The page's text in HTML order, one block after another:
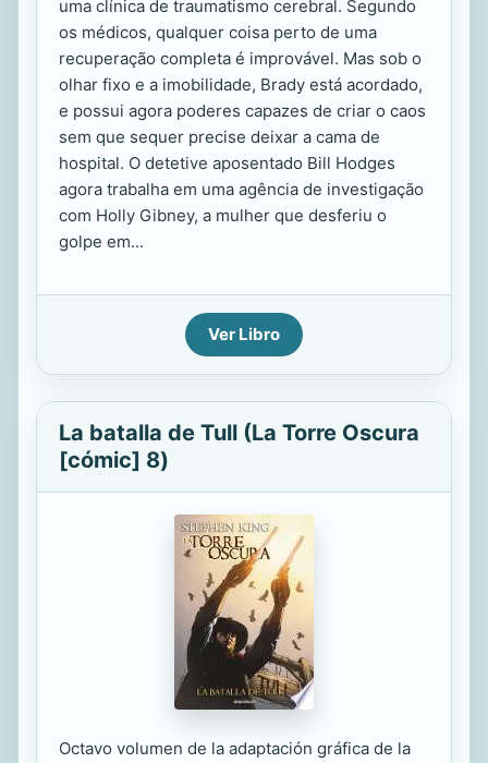
uma clínica de traumatismo cerebral. Segundo
os médicos, qualquer coisa perto de uma
recuperação completa é improvável. Mas sob o
olhar fixo e a imobilidade, Brady está acordado,
e possui agora poderes capazes de criar o caos
sem que sequer precise deixar a cama de
hospital. O detetive aposentado Bill Hodges
agora trabalha em uma agência de investigação
com Holly Gibney, a mulher que desferiu o
golpe em...
Ver Libro
La batalla de Tull (La Torre Oscura
[cómic] 8)
Octavo volumen de la adaptación gráfica de la